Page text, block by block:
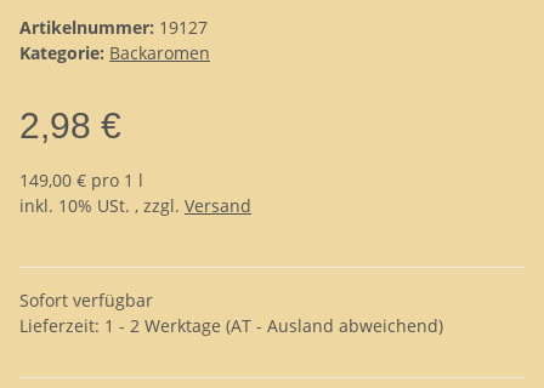
Artikelnummer: 19127
Kategorie: Backaromen
2,98 €
149,00 € pro 1 l
inkl. 10% USt. , zzgl. Versand
Sofort verfügbar
Lieferzeit: 1 - 2 Werktage (AT - Ausland abweichend)